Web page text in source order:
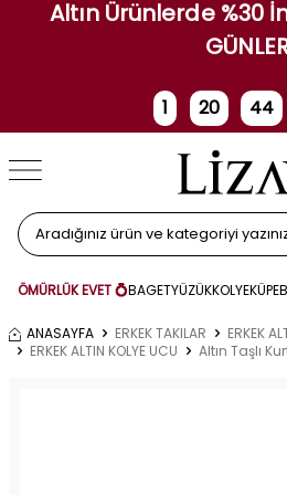
Altın Ürünlerde %30
1
Gün
20
Saat
44
ÖMÜRLÜK EVET 💍BAGETYÜZÜKKOLYEKÜPE
ANASAYFA ERKEK TAKILAR
ERKEK
ERKEK ALTIN KOLYE UCU
Altın Taşlı